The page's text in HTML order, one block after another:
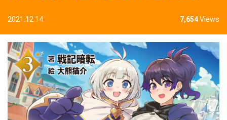
2021.12.14 7,654Views